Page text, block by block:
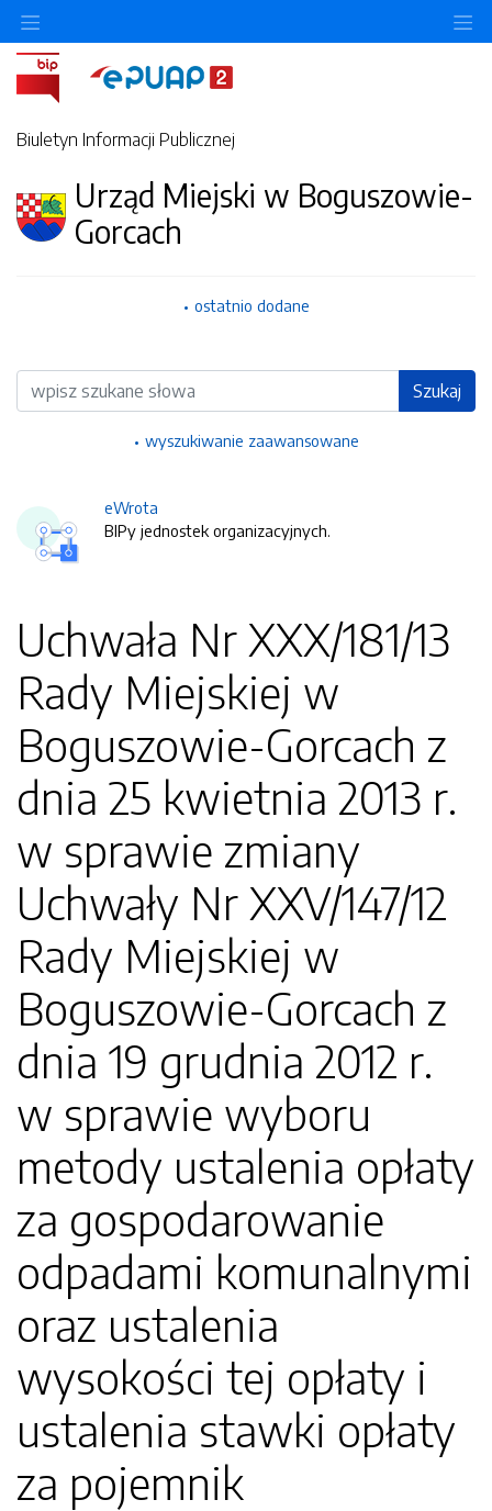
Biuletyn Informacji Publicznej
Urząd Miejski w Boguszowie-
Gorcach
ostatnio dodane
Wyszukiwarka Szukaj
wyszukiwanie zaawansowane
eWrota
BIPy jednostek organizacyjnych.
Uchwała Nr XXX/181/13
Rady Miejskiej w
Boguszowie-Gorcach z
dnia 25 kwietnia 2013 r.
w sprawie zmiany
Uchwały Nr XXV/147/12
Rady Miejskiej w
Boguszowie-Gorcach z
dnia 19 grudnia 2012 r.
w sprawie wyboru
metody ustalenia opłaty
za gospodarowanie
odpadami komunalnymi
oraz ustalenia
wysokości tej opłaty i
ustalenia stawki opłaty
za pojemnik